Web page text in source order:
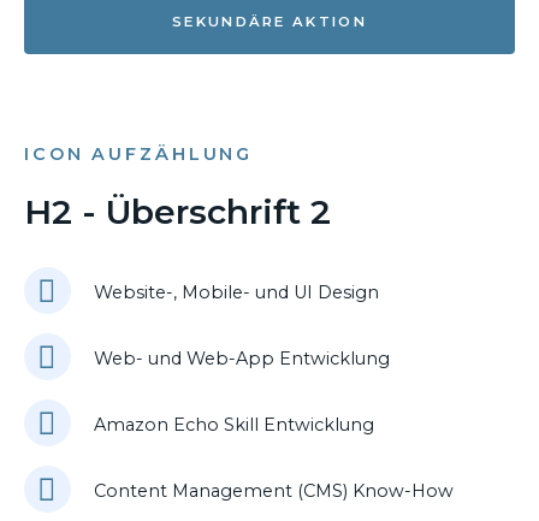
SEKUNDÄRE AKTION
ICON AUFZÄHLUNG
H2 - Überschrift 2
Website-, Mobile- und UI Design
Web- und Web-App Entwicklung
Amazon Echo Skill Entwicklung
Content Management (CMS) Know-How